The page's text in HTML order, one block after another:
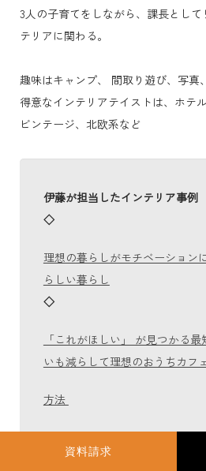
資料請求
3人の子育てをしながら、課長とし
テリアに関わる。
趣味はキャンプ、 間取り遊び、写真
得意なインテリアテイストは、ホテ
ビンテージ、北欧系など
伊藤が担当したインテリア事例
◇
理想の暮らしがモチベーション
らしい暮らし
◇
「これがほしい」 が見つかる
いも減らして理想のおうちカフ
方法